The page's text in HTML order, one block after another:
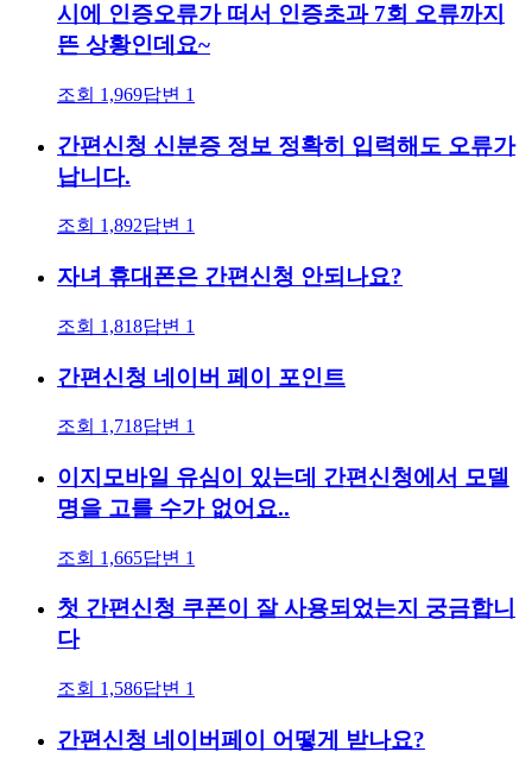
시에 인증오류가 떠서 인증초과 7회 오류까지
뜬 상황인데요~
조회 1,969답변 1
간편신청 신분증 정보 정확히 입력해도 오류가
납니다.
조회 1,892답변 1
자녀 휴대폰은 간편신청 안되나요?
조회 1,818답변 1
간편신청 네이버 페이 포인트
조회 1,718답변 1
이지모바일 유심이 있는데 간편신청에서 모델
명을 고를 수가 없어요..
조회 1,665답변 1
첫 간편신청 쿠폰이 잘 사용되었는지 궁금합니
다
조회 1,586답변 1
간편신청 네이버페이 어떻게 받나요?